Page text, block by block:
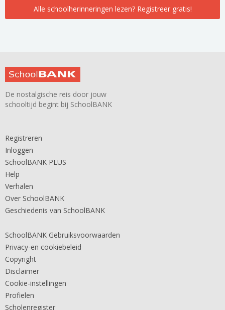
Alle schoolherinneringen lezen? Registreer gratis!
De nostalgische reis door jouw
schooltijd begint bij SchoolBANK
Registreren
Inloggen
SchoolBANK PLUS
Help
Verhalen
Over SchoolBANK
Geschiedenis van SchoolBANK
SchoolBANK Gebruiksvoorwaarden
Privacy-en cookiebeleid
Copyright
Disclaimer
Cookie-instellingen
Profielen
Scholenregister